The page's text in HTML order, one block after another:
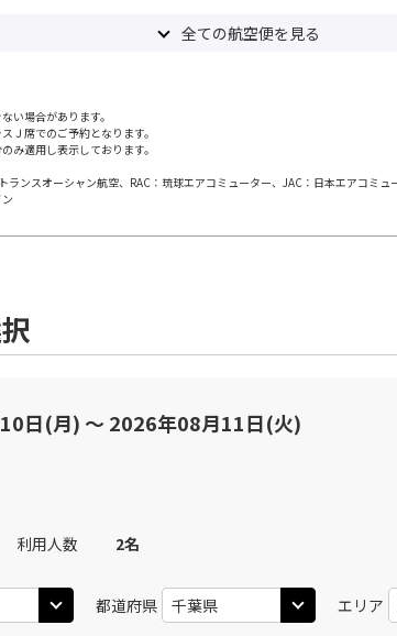
全ての航空便を見る
い場合があります。
Ｊ席でのご予約となります。
み適用し表示しております。
ランスオーシャン航空、RAC：琉球エアコミューター、JAC：日本エアコミ
日(月) 〜 2026年08月11日(火)
利用人数 2名
都道府県 エリア